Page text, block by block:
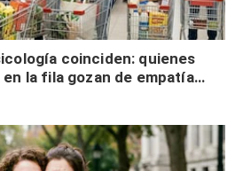
coinciden: quienes
la fila gozan de empatía
no solo tienen autocontrol